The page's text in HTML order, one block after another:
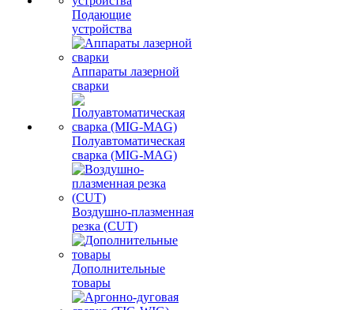
Подающие
устройства
Аппараты лазерной
сварки
Полуавтоматическая
сварка (MIG-MAG)
Воздушно-плазменная
резка (CUT)
Дополнительные
товары